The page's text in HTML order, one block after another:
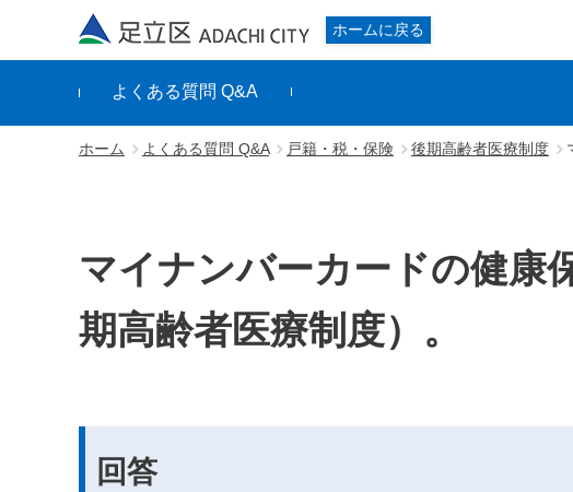
足立区
ホームに戻る
よくある質問 Q&A
ホーム よくある質問 Q&A 戸籍・税・保険 後期高齢者医療制度
マイナンバーカードの健康
期高齢者医療制度）。
回答